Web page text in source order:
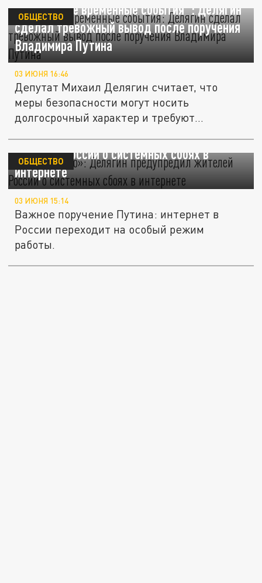
"Это уже не временные события": Делягин
сделал тревожный вывод после поручения
Владимира Путина
ОБЩЕСТВО
03 ИЮНЯ 16:46
Депутат Михаил Делягин считает, что
меры безопасности могут носить
долгосрочный характер и требуют
«Это надолго»: Делягин предупредил
жителей России о системных сбоях в
интернете
ОБЩЕСТВО
03 ИЮНЯ 15:14
Важное поручение Путина: интернет в
России переходит на особый режим
работы.